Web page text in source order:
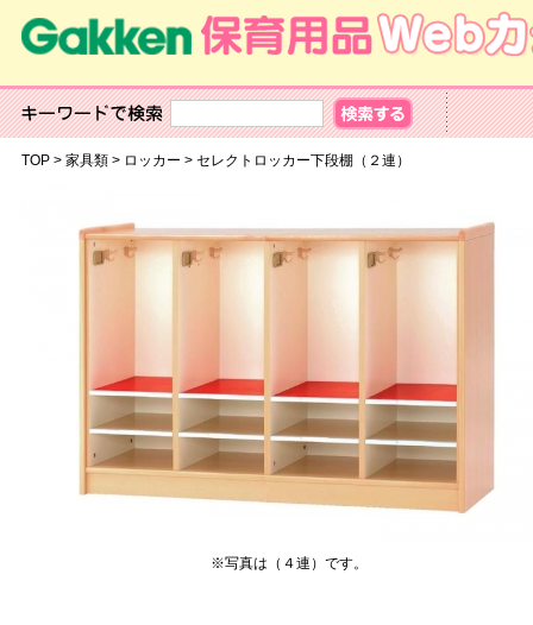
TOP> 家具類> ロッカー > セレクトロッカー下段棚（２連）
※写真は（４連）です。